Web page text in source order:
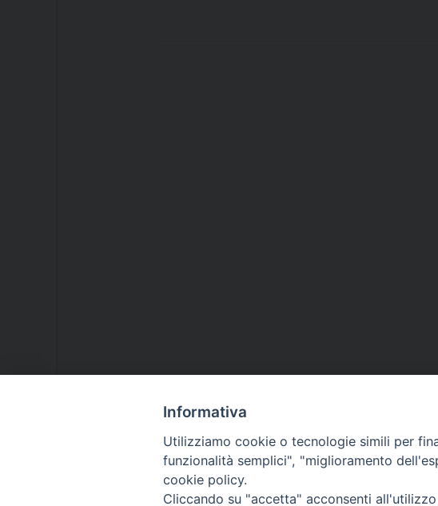
Informativa
Utilizziamo cookie o tecnologie simili per
funzionalità semplici", "miglioramento
cookie policy.
Cliccando su "accetta" acconsenti